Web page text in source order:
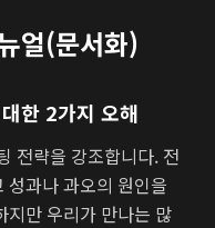
얼(문서화)
한 2가지 오해
전략을 강조합니다. 전
성과나 과오의 원인을
지만 우리가 만나는 많